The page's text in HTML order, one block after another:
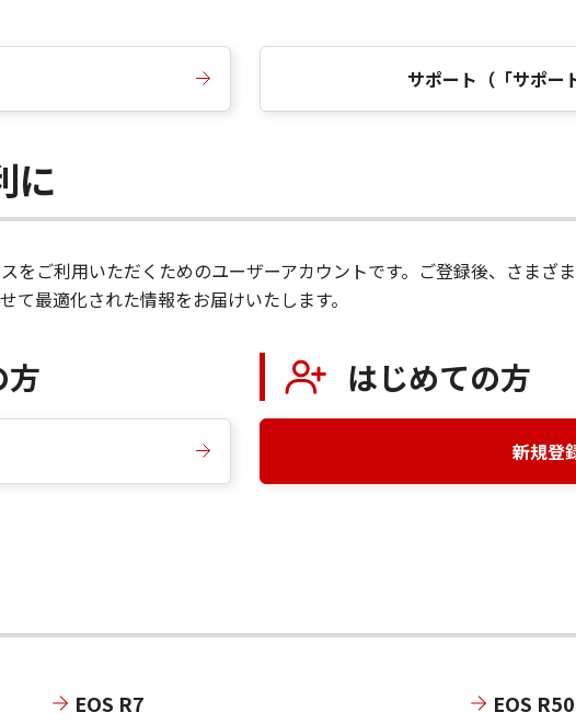
サポート（「サポー
に
をご利用いただくためのユーザーアカウントです。ご登録後、さまざ
最適化された情報をお届けいたします。
はじめての方
新規登
EOS R7 EOS